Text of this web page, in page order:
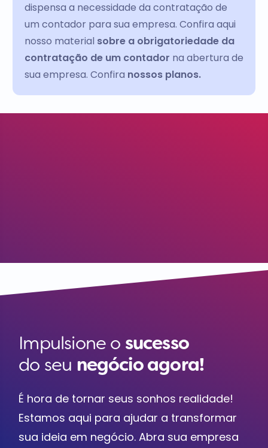
dispensa a necessidade da contratação de
um contador para sua empresa. Confira aqui
nosso material sobre a obrigatoriedade da
contratação de um contador na abertura de
sua empresa. Confira nossos planos.
Impulsione o sucesso
do seu negócio agora!
É hora de tornar seus sonhos realidade!
Estamos aqui para ajudar a transformar
sua ideia em negócio. Abra sua empresa